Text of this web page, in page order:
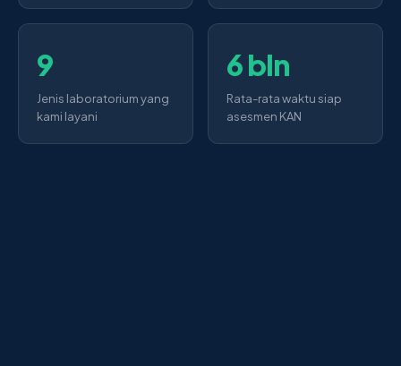
9
Jenis laboratorium yang
kami layani
6 bln
Rata-rata waktu siap
asesmen KAN